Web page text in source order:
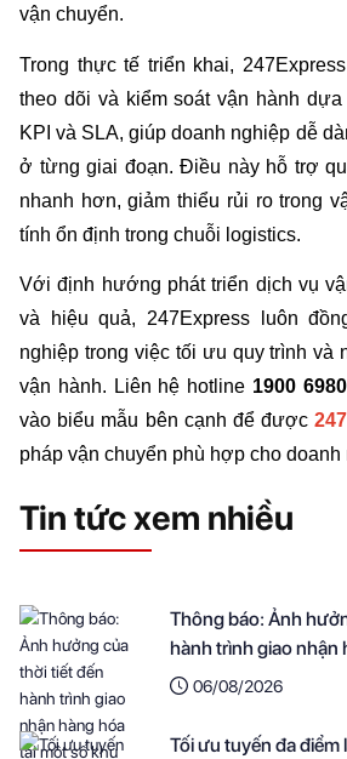
vận chuyển.
Trong thực tế triển khai,
theo dõi và kiểm soát vận hành
KPI và SLA, giúp doanh nghiệp dễ
ở từng giai đoạn. Điều này hỗ trợ
nhanh hơn, giảm thiểu rủi ro trong
tính ổn định trong chuỗi logistics.
Với định hướng phát triển dịch vụ
và hiệu quả, 247Express luôn
nghiệp trong việc tối ưu quy trình và
vận hành. Liên hệ hotline 1900 6980
vào biểu mẫu bên cạnh để được
pháp vận chuyển phù hợp cho doanh
Tin tức xem nhiều
Thông báo: Ảnh
hành trình giao nhận
khu vực
06/08/2026
Tối ưu tuyến đa điểm